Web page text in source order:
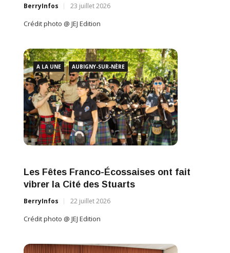
BerryInfos 23 juillet 2026
Crédit photo @ JEJ Edition
A LA UNE AUBIGNY-SUR-NÈRE
Les Fêtes Franco-Écossaises ont fait
vibrer la Cité des Stuarts
BerryInfos 22 juillet 2026
Crédit photo @ JEJ Edition